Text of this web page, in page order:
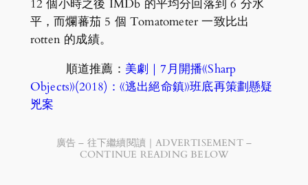
12 個小時之後 IMDb 的平均分回落到 6 分水
平，而爛蕃茄 5 個 Tomatometer 一致比出
rotten 的成績。
順道推薦： 美劇｜7月開播《Sharp
Objects》(2018)：《逃出絕命鎮》班底再策劃懸疑
兇案
廣告 – 往下繼續閱讀｜ADVERTISEMENT –
CONTINUE READING BELOW